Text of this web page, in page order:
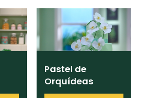
mi Papá
Galletas con
Chispas de
Chocolate
Tiramisú
30 min
Todas las
recetas
25' +35'
Pastel de
Orquídeas